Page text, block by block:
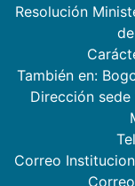
Resolución
También en:
Dirección
Correo